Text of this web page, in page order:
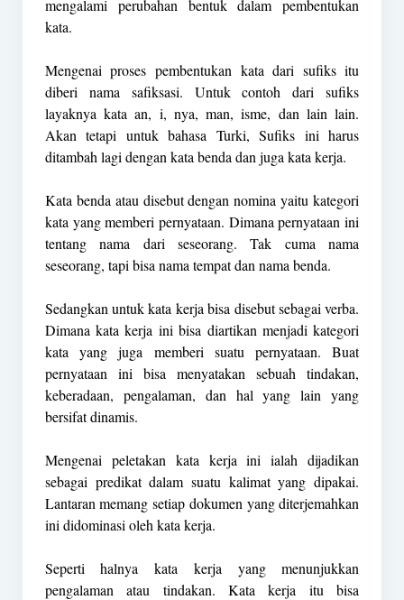
mengalami perubahan bentuk dalam pembentukan
kata.
Mengenai proses pembentukan kata dari sufiks itu
diberi nama safiksasi. Untuk contoh dari sufiks
layaknya kata an, i, nya, man, isme, dan lain lain.
Akan tetapi untuk bahasa Turki, Sufiks ini harus
ditambah lagi dengan kata benda dan juga kata kerja.
Kata benda atau disebut dengan nomina yaitu kategori
kata yang memberi pernyataan. Dimana pernyataan ini
tentang nama dari seseorang. Tak cuma nama
seseorang, tapi bisa nama tempat dan nama benda.
Sedangkan untuk kata kerja bisa disebut sebagai verba.
Dimana kata kerja ini bisa diartikan menjadi kategori
kata yang juga memberi suatu pernyataan. Buat
pernyataan ini bisa menyatakan sebuah tindakan,
keberadaan, pengalaman, dan hal yang lain yang
bersifat dinamis.
Mengenai peletakan kata kerja ini ialah dijadikan
sebagai predikat dalam suatu kalimat yang dipakai.
Lantaran memang setiap dokumen yang diterjemahkan
ini didominasi oleh kata kerja.
Seperti halnya kata kerja yang menunjukkan
pengalaman atau tindakan. Kata kerja itu bisa